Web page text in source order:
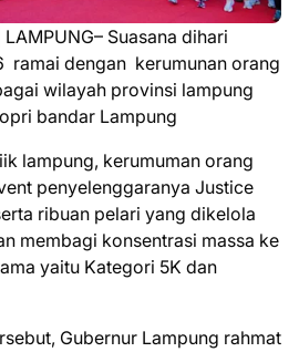
| LAMPUNG– Suasana dihari
ramai dengan kerumunan orang
wilayah provinsi lampung
bandar Lampung
lampung, kerumuman orang
penyelenggaranya Justice
ribuan pelari yang dikelola
membagi konsentrasi massa ke
yaitu Kategori 5K dan
Gubernur Lampung rahmat